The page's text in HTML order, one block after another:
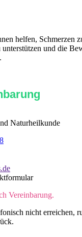
helfen, Schmerzen
unterstützen und die
Naturheilkunde
Vereinbarung.
nicht erreichen,